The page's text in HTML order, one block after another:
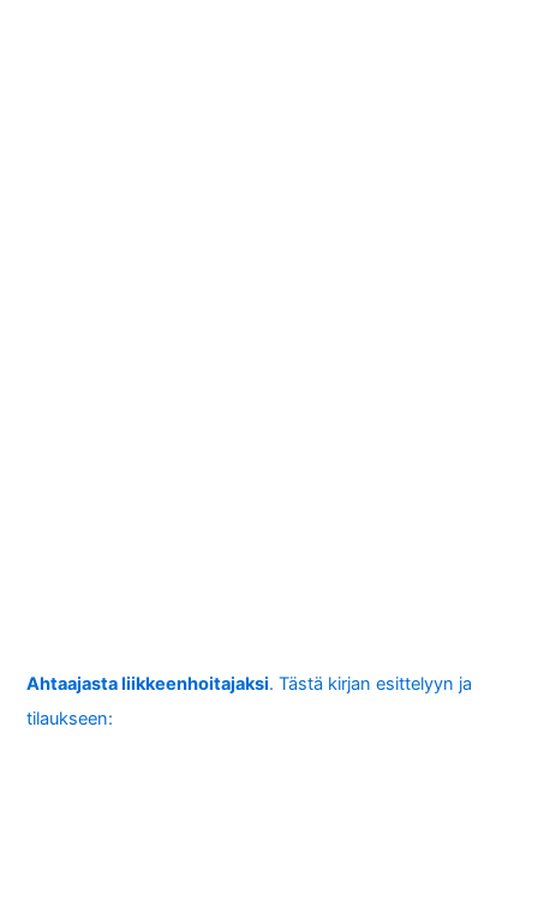
Ahtaajasta liikkeenhoitajaksi. Tästä kirjan esittelyyn ja
tilaukseen: